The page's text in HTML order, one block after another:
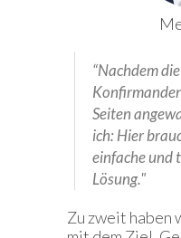
“Nachdem
Seiten
ich: Hier
einfache und
Lösung."
Zu zweit haben